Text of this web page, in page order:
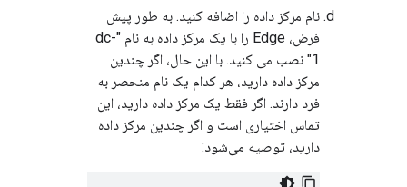
نام مرکز داده را اضافه کنید. به طور پیش
فرض، Edge را با یک مرکز داده به نام "dc-
1" نصب می کنید. با این حال، اگر چندین
مرکز داده دارید، هر کدام یک نام منحصر به
فرد دارند. اگر فقط یک مرکز داده دارید، این
تماس اختیاری است و اگر چندین مرکز داده
دارید، توصیه می‌شود: